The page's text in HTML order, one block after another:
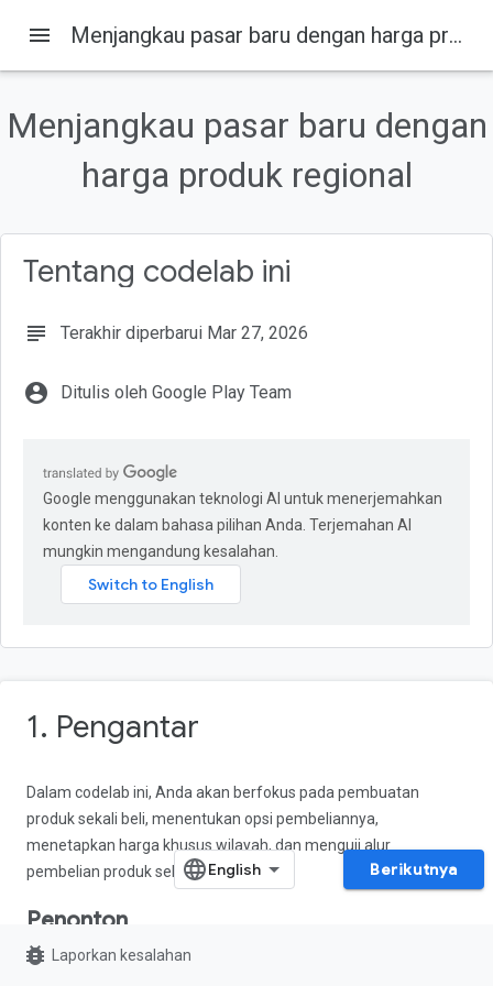
Pada halaman ini
1. Pengantar
Penonton
2. Premier produk sekali beli
menu Menjangkau pasar baru dengan harga produk regional
Menjangkau pasar baru dengan
harga produk regional
Tentang codelab ini
subject Terakhir diperbarui Mar 27, 2026
account_circle Ditulis oleh Google Play Team
Google menggunakan teknologi AI untuk menerjemahkan
konten ke dalam bahasa pilihan Anda. Terjemahan AI
mungkin mengandung kesalahan.
1. Pengantar
Dalam codelab ini, Anda akan berfokus pada pembuatan
produk sekali beli, menentukan opsi pembeliannya,
menetapkan harga khusus wilayah, dan menguji alur
pembelian produk sekali beli.
Penonton
Codelab ini ditujukan untuk developer aplikasi Android yang
Berikutnya
bug_report Laporkan kesalahan